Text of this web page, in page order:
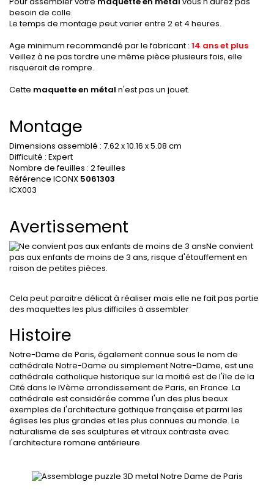
besoin de colle.
Le temps de montage peut varier entre 2 et 4 heures.
Age minimum recommandé par le fabricant : 14 ans et plus
Veillez à ne pas tordre une même pièce plusieurs fois, elle
risquerait de rompre.
Cette maquette en métal n'est pas un jouet.
Montage
Dimensions assemblé : 7.62 x 10.16 x 5.08 cm
Difficulté : Expert
Nombre de feuilles : 2 feuilles
Référence ICONX 5061303
ICX003
Avertissement
Ne convient
pas aux enfants de moins de 3 ans, risque d'étouffement en
raison de petites pièces.
Cela peut paraitre délicat à réaliser mais elle ne fait pas partie
des maquettes les plus difficiles à assembler
Histoire
Notre-Dame de Paris, également connue sous le nom de
cathédrale Notre-Dame ou simplement Notre-Dame, est une
cathédrale catholique historique sur la moitié est de l'île de la
Cité dans le IVème arrondissement de Paris, en France. La
cathédrale est considérée comme l'un des plus beaux
exemples de l'architecture gothique française et parmi les
églises les plus grandes et les plus connues au monde. Le
naturalisme de ses sculptures et vitraux contraste avec
l'architecture romane antérieure.